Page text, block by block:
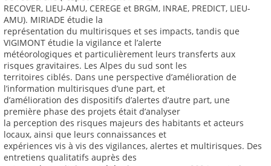
RECOVER, LIEU-AMU, CEREGE et BRGM, INRAE, PREDICT, LIEU-
AMU). MIRIADE étudie la
représentation du multirisques et ses impacts, tandis que
VIGIMONT étudie la vigilance et l’alerte
météorologiques et particulièrement leurs transferts aux
risques gravitaires. Les Alpes du sud sont les
territoires ciblés. Dans une perspective d’amélioration de
l’information multirisques d’une part, et
d’amélioration des dispositifs d’alertes d’autre part, une
première phase des projets était d’analyser
la perception des risques majeurs des habitants et acteurs
locaux, ainsi que leurs connaissances et
expériences vis à vis des vigilances, alertes et multirisques. Des
entretiens qualitatifs auprès des